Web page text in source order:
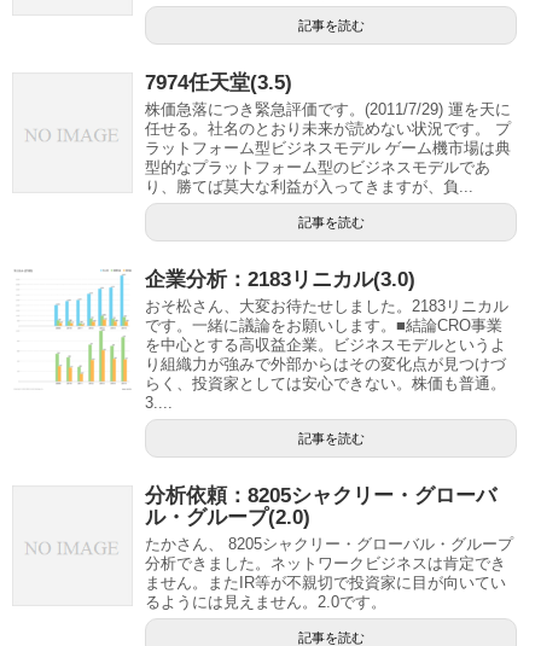
記事を読む
7974任天堂(3.5)
株価急落につき緊急評価です。(2011/7/29) 運を天に
任せる。社名のとおり未来が読めない状況です。 プ
ラットフォーム型ビジネスモデル ゲーム機市場は典
型的なプラットフォーム型のビジネスモデルであ
り、勝てば莫大な利益が入ってきますが、負...
記事を読む
企業分析：2183リニカル(3.0)
おそ松さん、大変お待たせしました。2183リニカル
です。一緒に議論をお願いします。■結論CRO事業
を中心とする高収益企業。ビジネスモデルというよ
り組織力が強みで外部からはその変化点が見つけづ
らく、投資家としては安心できない。株価も普通。
3....
記事を読む
分析依頼：8205シャクリー・グローバ
ル・グループ(2.0)
たかさん、 8205シャクリー・グローバル・グループ
分析できました。ネットワークビジネスは肯定でき
ません。またIR等が不親切で投資家に目が向いてい
るようには見えません。2.0です。
記事を読む